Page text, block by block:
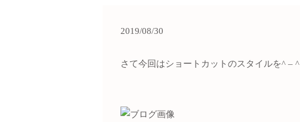
2019/08/30
さて今回はショートカットのスタイルを^ – ^